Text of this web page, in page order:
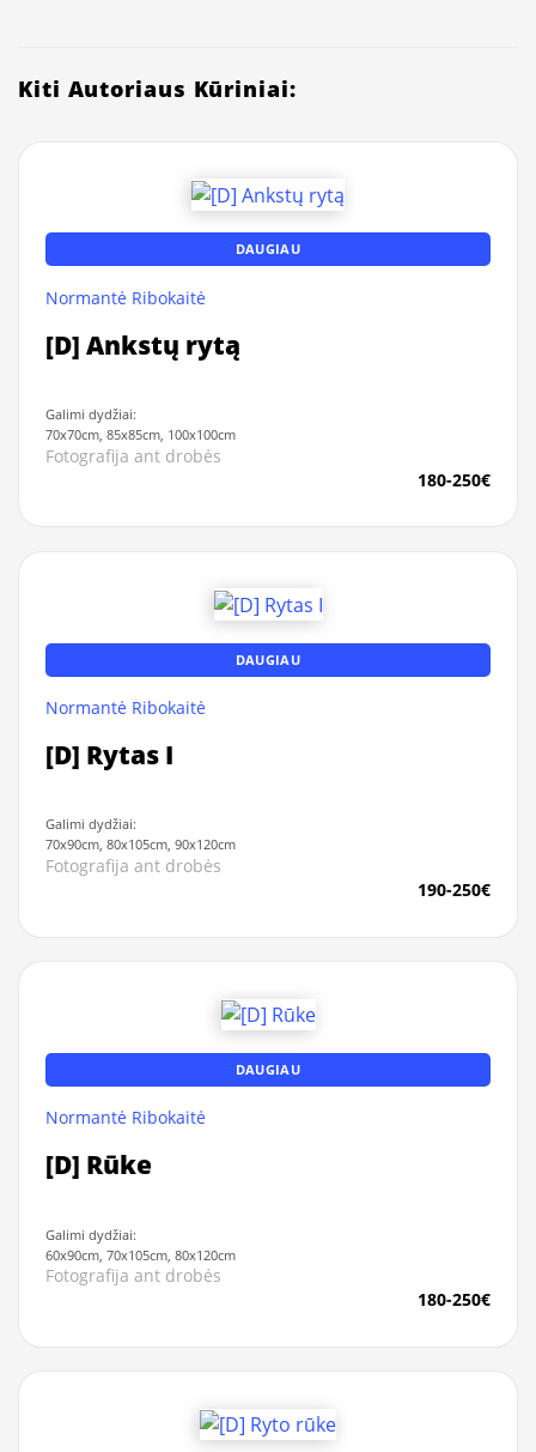
Kiti Autoriaus Kūriniai:
DAUGIAU
Normantė Ribokaitė
[D] Ankstų rytą
Galimi dydžiai:
70x70cm, 85x85cm, 100x100cm
Fotografija ant drobės
180-250€
DAUGIAU
Normantė Ribokaitė
[D] Rytas I
Galimi dydžiai:
70x90cm, 80x105cm, 90x120cm
Fotografija ant drobės
190-250€
DAUGIAU
Normantė Ribokaitė
[D] Rūke
Galimi dydžiai:
60x90cm, 70x105cm, 80x120cm
Fotografija ant drobės
180-250€